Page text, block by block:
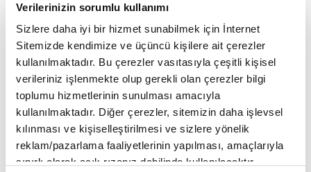
Verilerinizin sorumlu kullanımı
Sizlere daha iyi bir hizmet sunabilmek için İnternet
Sitemizde kendimize ve üçüncü kişilere ait çerezler
kullanılmaktadır. Bu çerezler vasıtasıyla çeşitli kişisel
verileriniz işlenmekte olup gerekli olan çerezler bilgi
toplumu hizmetlerinin sunulması amacıyla
kullanılmaktadır. Diğer çerezler, sitemizin daha işlevsel
kılınması ve kişiselleştirilmesi ve sizlere yönelik
reklam/pazarlama faaliyetlerinin yapılması, amaçlarıyla
sınırlı olarak açık rızanız dahilinde kullanılacaktır.
ibaret olmadığına işaret ederek, "Bu festival artık
kısa filmin kıymetini bilen, kültürel değerini
koruyan ve bu değerleri geleceğe aktaran bir
sinema ekosistemi haline geldi. Bu yıl
dördüncüsünü tamamlayan atölyemiz de genç
sinemacıların üretim disiplinini güçlendiren,
sürdürülebilir bir eğitim modeli sunuyor."
değerlendirmesini yaptı.